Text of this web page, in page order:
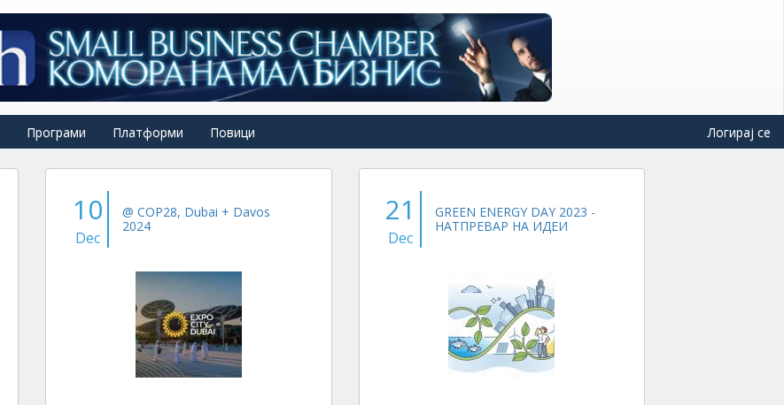
Програми Платформи Повици Логирај се
10
Dec
@ COP28, Dubai + Davos
2024
21
Dec
GREEN ENERGY DAY 2023 -
НАТПРЕВАР НА ИДЕИ